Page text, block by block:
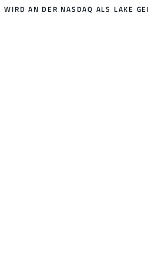
AN DER NASDAQ ALS LAKE